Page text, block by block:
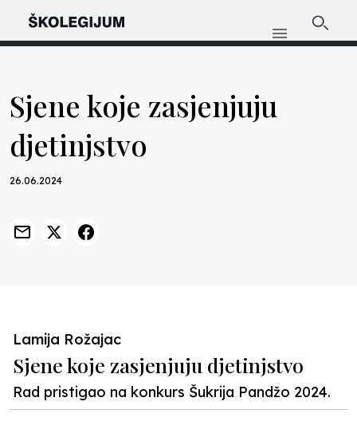
Sjene koje zasjenjuju
djetinjstvo
26.06.2024
Lamija Rožajac
Sjene koje zasjenjuju djetinjstvo
Rad pristigao na konkurs Šukrija Pandžo 2024.